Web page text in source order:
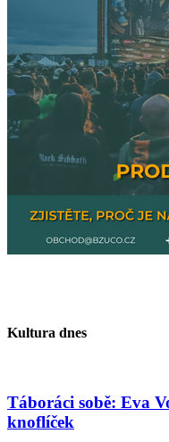
Kultura dnes
Táboráci sobě: Eva
knoflíček